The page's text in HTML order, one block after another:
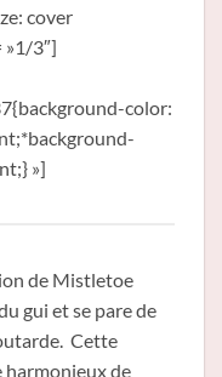
cover
3″]
color:
»]
de Mistletoe
gui et se pare de
Cette
harmonieux de